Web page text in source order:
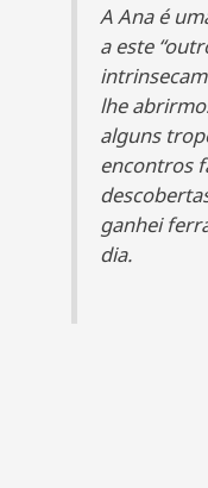
A Ana é
a este
lhe
alguns
encontros
ganhei
dia.